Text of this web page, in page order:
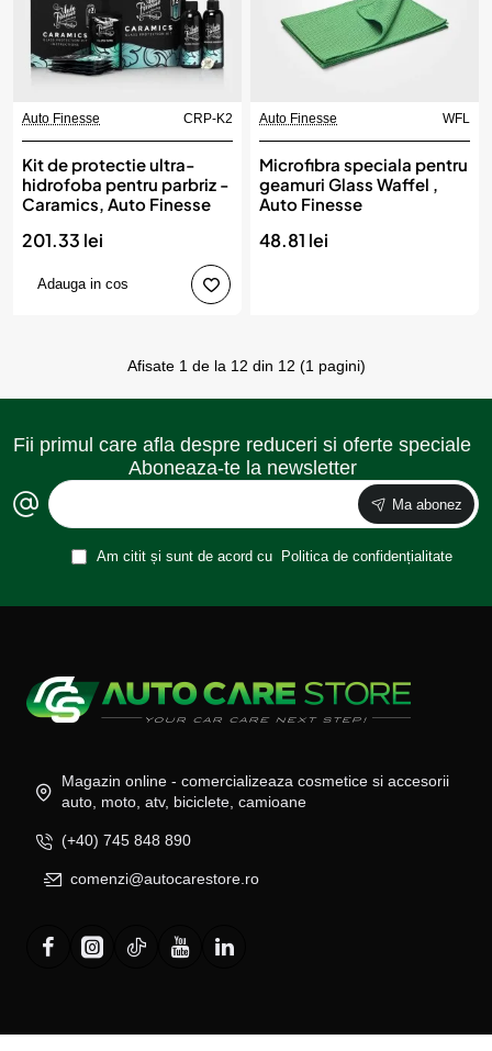
Auto Finesse CRP-K2
Kit de protectie ultra-
hidrofoba pentru parbriz -
Caramics, Auto Finesse
201.33 lei
Adauga in cos
Auto Finesse WFL
Microfibra speciala pentru
geamuri Glass Waffel ,
Auto Finesse
48.81 lei
Afisate 1 de la 12 din 12 (1 pagini)
Fii primul care afla despre reduceri si oferte speciale
Aboneaza-te la newsletter
Ma abonez
Am citit și sunt de acord cu Politica de confidențialitate
Magazin online - comercializeaza cosmetice si accesorii
auto, moto, atv, biciclete, camioane
(+40) 745 848 890
comenzi@autocarestore.ro